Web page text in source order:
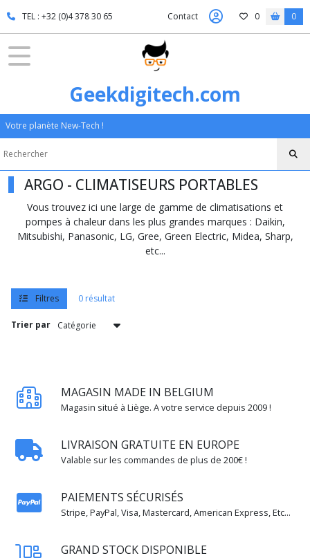
TEL : +32 (0)4 378 30 65 Contact 0 0
Geekdigitech.com
Votre planète New-Tech !
ARGO - CLIMATISEURS PORTABLES
Vous trouvez ici une large de gamme de climatisations et
pompes à chaleur dans les plus grandes marques : Daikin,
Mitsubishi, Panasonic, LG, Gree, Green Electric, Midea, Sharp,
etc...
Filtres 0 résultat
Trier par
MAGASIN MADE IN BELGIUM
Magasin situé à Liège. A votre service depuis 2009 !
LIVRAISON GRATUITE EN EUROPE
Valable sur les commandes de plus de 200€ !
PAIEMENTS SÉCURISÉS
Stripe, PayPal, Visa, Mastercard, American Express, Etc...
GRAND STOCK DISPONIBLE
Fermer
FILTRES
Afficher
les
résultats